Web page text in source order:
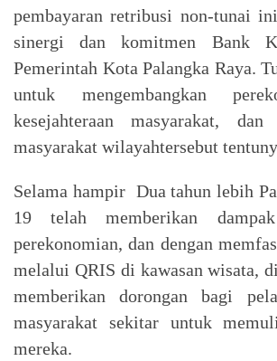
pembayaran retribusi non-tunai
sinergi dan komitmen Bank
Pemerintah Kota Palangka Raya.
untuk mengembangkan
kesejahteraan masyarakat, dan
masyarakat wilayahtersebut
Selama hampir Dua tahun lebih
19 telah memberikan
perekonomian, dan dengan
melalui QRIS di kawasan wisata,
memberikan dorongan bagi
masyarakat sekitar untuk
mereka.